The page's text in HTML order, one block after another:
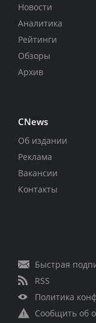
Новости
Аналитика
Рейтинги
Обзоры
Архив
CNews
Об издании
Реклама
Вакансии
Контакты
Быстрая
RSS
Политика
Сообщить об